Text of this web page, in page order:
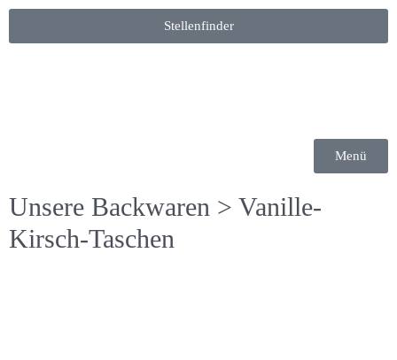
Stellenfinder
Menü
Unsere Backwaren > Vanille-
Kirsch-Taschen